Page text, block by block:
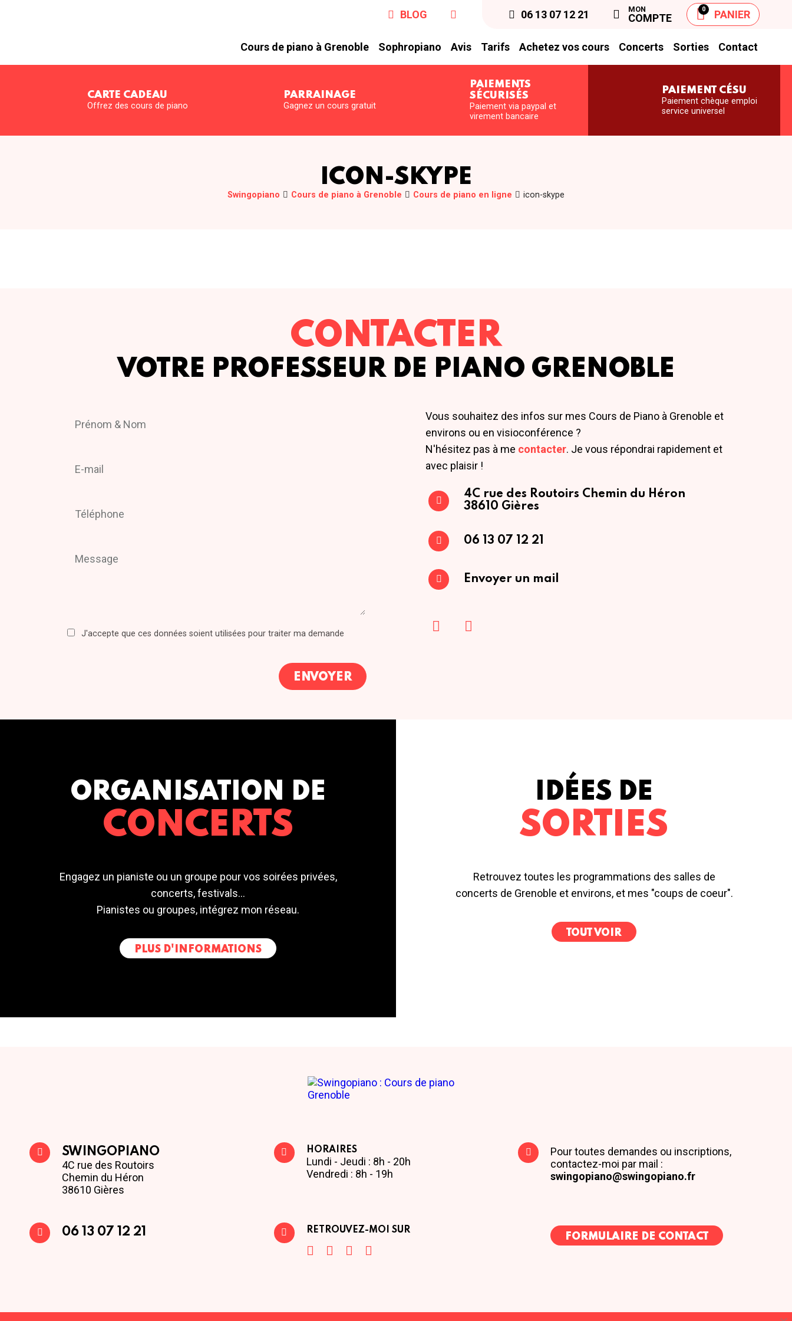
BLOG 06 13 07 12 21 MON
COMPTE
0 PANIER
Cours de piano à Grenoble Sophropiano Avis Tarifs Achetez vos cours Concerts Sorties Contact
CARTE CADEAU
Offrez des cours de piano
PARRAINAGE
Gagnez un cours gratuit
PAIEMENTS
SÉCURISÉS
Paiement via paypal et
virement bancaire
PAIEMENT CÉSU
Paiement chèque emploi
service universel
ICON-SKYPE
Swingopiano Cours de piano à Grenoble Cours de piano en ligne icon-skype
CONTACTER
VOTRE PROFESSEUR DE PIANO GRENOBLE
Vous souhaitez des infos sur mes Cours de Piano à Grenoble et
environs ou en visioconférence ?
N'hésitez pas à me contacter. Je vous répondrai rapidement et
avec plaisir !
4C rue des Routoirs Chemin du Héron
38610 Gières
06 13 07 12 21
Envoyer un mail
J'accepte que ces données soient utilisées pour traiter ma demande
ORGANISATION DE
CONCERTS
Engagez un pianiste ou un groupe pour vos soirées privées,
concerts, festivals...
Pianistes ou groupes, intégrez mon réseau.
PLUS D'INFORMATIONS
IDÉES DE
SORTIES
Retrouvez toutes les programmations des salles de
concerts de Grenoble et environs, et mes "coups de coeur".
TOUT VOIR
SWINGOPIANO
4C rue des Routoirs
Chemin du Héron
38610 Gières
HORAIRES
Lundi - Jeudi : 8h - 20h
Vendredi : 8h - 19h
Pour toutes demandes ou inscriptions,
contactez-moi par mail :
swingopiano@swingopiano.fr
06 13 07 12 21 RETROUVEZ-MOI SUR
FORMULAIRE DE CONTACT